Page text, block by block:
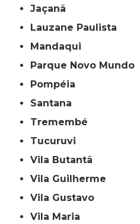
Jaçanã
Lauzane Paulista
Mandaqui
Parque Novo Mundo
Pompéia
Santana
Tremembé
Tucuruvi
Vila Butantã
Vila Guilherme
Vila Gustavo
Vila Maria